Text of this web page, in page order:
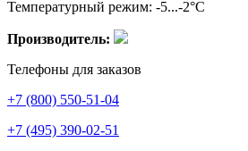
Температурный режим: -5...-2°C
Производитель:
Телефоны для заказов
+7 (800) 550-51-04
+7 (495) 390-02-51